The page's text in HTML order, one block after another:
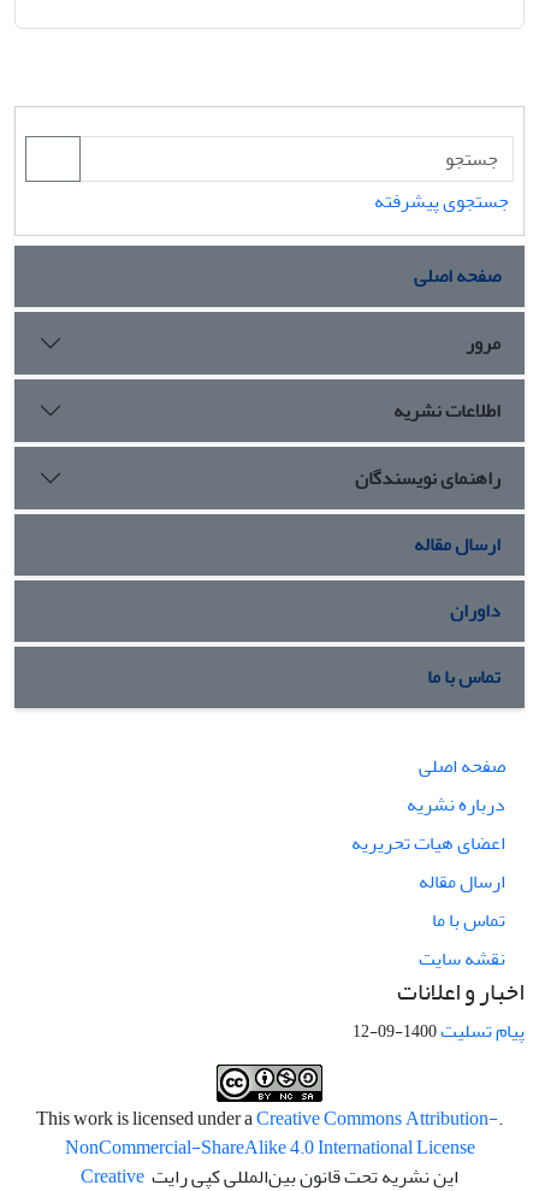
جستجوی پیشرفته
صفحه اصلی
مرور
اطلاعات نشریه
راهنمای نویسندگان
ارسال مقاله
داوران
تماس با ما
صفحه اصلی
درباره نشریه
اعضای هیات تحریریه
ارسال مقاله
تماس با ما
نقشه سایت
اخبار و اعلانات
پیام تسلیت1400-09-12
.This work is licensed under a
Creative Commons Attribution-
NonCommercial-ShareAlike 4.0 International License
این نشریه تحت قانون بین‌المللی کپی رایت Creative